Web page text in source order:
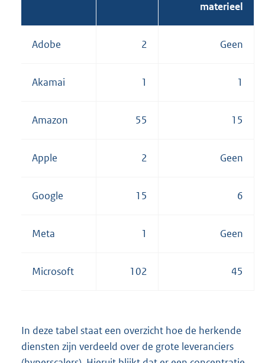
materieel
Adobe 2 Geen
Akamai 1 1
Amazon 55 15
Apple 2 Geen
Google 15 6
Meta 1 Geen
Microsoft 102 45
In deze tabel staat een overzicht hoe de herkende
diensten zijn verdeeld over de grote leveranciers